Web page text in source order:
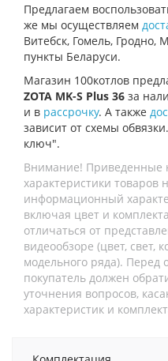
Предлагаем
же мы осуществляем
Витебск, Гомель, Гродно,
пункты Беларуси.
Магазин 100котлов
ZOTA MK-S Plus 36 за
и в рассрочку. А также
зависит от схемы
ключ".
Внимание! Приведенные
характеристики товаров
информационный
включая цвет и
отличаться от
видеообзоре (цвет, свет,
модельного ряда). Перед
покупатель должен
уточнения вопросов,
характеристик и